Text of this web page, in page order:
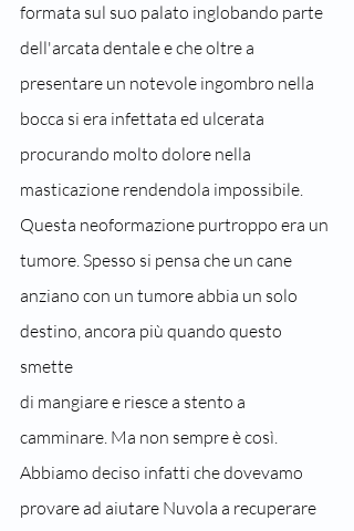
formata sul suo palato inglobando parte
dell'arcata dentale e che oltre a
presentare un notevole ingombro nella
bocca si era infettata ed ulcerata
procurando molto dolore nella
masticazione rendendola impossibile.
Questa neoformazione purtroppo era un
tumore. Spesso si pensa che un cane
anziano con un tumore abbia un solo
destino, ancora più quando questo
smette
di mangiare e riesce a stento a
camminare. Ma non sempre è così.
Abbiamo deciso infatti che dovevamo
provare ad aiutare Nuvola a recuperare